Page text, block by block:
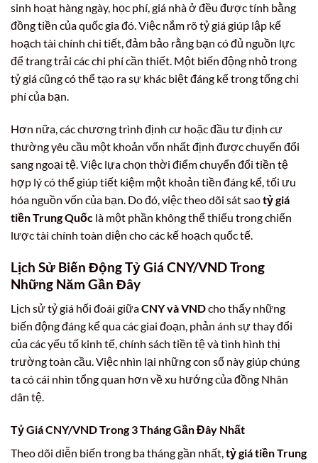
sinh hoạt hàng ngày, học phí, giá nhà ở đều được tính bằng
đồng tiền của quốc gia đó. Việc nắm rõ tỷ giá giúp lập kế
hoạch tài chính chi tiết, đảm bảo rằng bạn có đủ nguồn lực
để trang trải các chi phí cần thiết. Một biến động nhỏ trong
tỷ giá cũng có thể tạo ra sự khác biệt đáng kể trong tổng chi
phí của bạn.
Hơn nữa, các chương trình định cư hoặc đầu tư định cư
thường yêu cầu một khoản vốn nhất định được chuyển đổi
sang ngoại tệ. Việc lựa chọn thời điểm chuyển đổi tiền tệ
hợp lý có thể giúp tiết kiệm một khoản tiền đáng kể, tối ưu
hóa nguồn vốn của bạn. Do đó, việc theo dõi sát saotỷ giá
tiền Trung Quốc là một phần không thể thiếu trong chiến
lược tài chính toàn diện cho các kế hoạch quốc tế.
Lịch Sử Biến Động Tỷ Giá CNY/VND Trong
Những Năm Gần Đây
Lịch sử tỷ giá hối đoái giữaCNY và VNDcho thấy những
biến động đáng kể qua các giai đoạn, phản ánh sự thay đổi
của các yếu tố kinh tế, chính sách tiền tệ và tình hình thị
trường toàn cầu. Việc nhìn lại những con số này giúp chúng
ta có cái nhìn tổng quan hơn về xu hướng của đồng Nhân
dân tệ.
Tỷ Giá CNY/VND Trong 3 Tháng Gần Đây Nhất
Theo dõi diễn biến trong ba tháng gần nhất,tỷ giá tiền Trung